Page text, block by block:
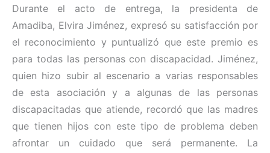
Durante el acto de entrega, la presidenta de
Amadiba, Elvira Jiménez, expresó su satisfacción por
el reconocimiento y puntualizó que este premio es
para todas las personas con discapacidad. Jiménez,
quien hizo subir al escenario a varias responsables
de esta asociación y a algunas de las personas
discapacitadas que atiende, recordó que las madres
que tienen hijos con este tipo de problema deben
afrontar un cuidado que será permanente. La